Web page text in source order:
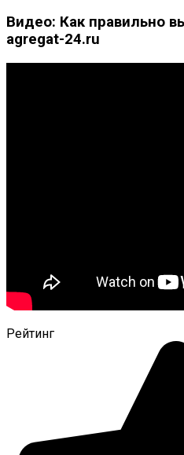
Видео: Как правильно
agregat-24.ru
Рейтинг